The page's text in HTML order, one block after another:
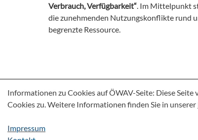
Verbrauch, Verfügbarkeit“. Im Mittelpunkt
die zunehmenden Nutzungskonflikte rund
begrenzte Ressource.
Informationen zu Cookies auf ÖWAV-Seite: Diese
Cookies zu. Weitere Informationen finden Sie in unserer
Impressum